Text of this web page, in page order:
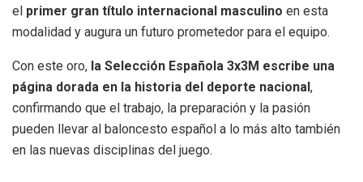
el primer gran título internacional masculino en esta
modalidad y augura un futuro prometedor para el equipo.
Con este oro, la Selección Española 3x3M escribe una
página dorada en la historia del deporte nacional,
confirmando que el trabajo, la preparación y la pasión
pueden llevar al baloncesto español a lo más alto también
en las nuevas disciplinas del juego.